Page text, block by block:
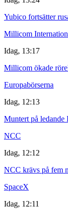
Yubico fortsätter
Millicom
Idag, 13:17
Millicom ökade
Europabörserna
Idag, 12:13
Muntert på ledande
NCC
Idag, 12:12
NCC krävs på fem
SpaceX
Idag, 12:11